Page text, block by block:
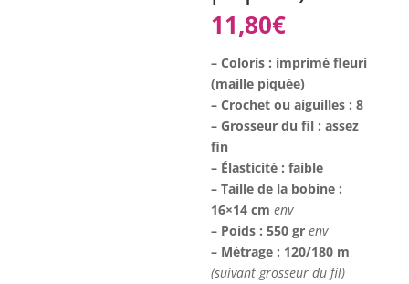
11,80€
– Coloris : imprimé fleuri
(maille piquée)
– Crochet ou aiguilles : 8
– Grosseur du fil : assez
fin
– Élasticité : faible
– Taille de la bobine :
16×14 cmenv
– Poids : 550 grenv
– Métrage : 120/180 m
(suivant grosseur du fil)